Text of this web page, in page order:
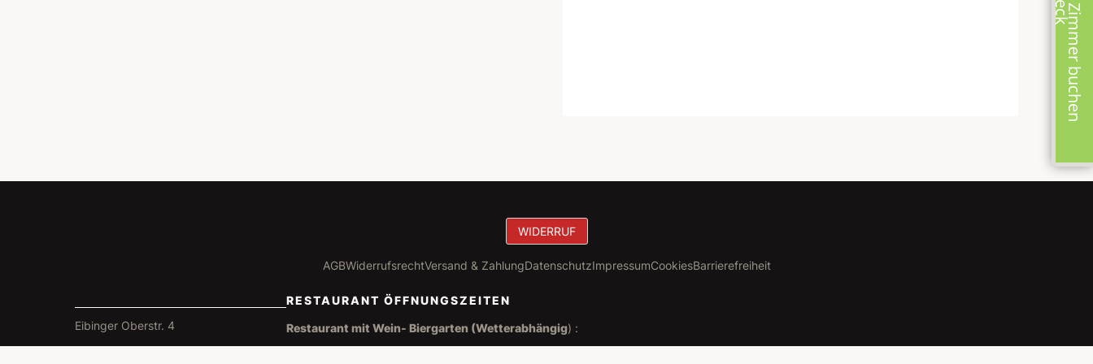
Zimmer buchen
WIDERRUF
AGBWiderrufsrechtVersand & ZahlungDatenschutzImpressumCookiesBarrierefreiheit
Eibinger Oberstr. 4
RESTAURANT ÖFFNUNGSZEITEN
Restaurant mit Wein- Biergarten (Wetterabhängig) :